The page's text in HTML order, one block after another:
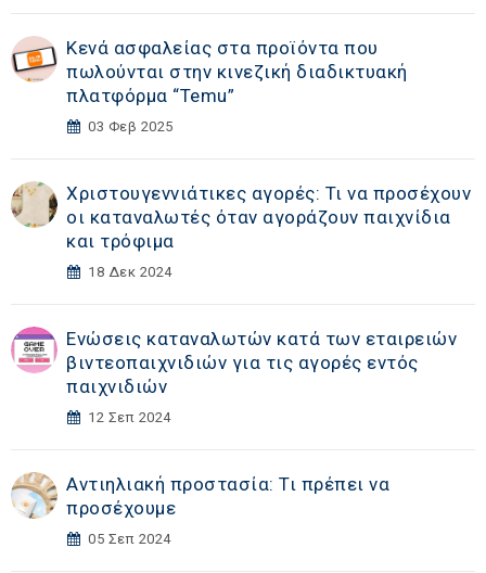
Κενά ασφαλείας στα προϊόντα που
πωλούνται στην κινεζική διαδικτυακή
πλατφόρμα “Temu”
03 Φεβ 2025
Χριστουγεννιάτικες αγορές: Τι να προσέχουν
οι καταναλωτές όταν αγοράζουν παιχνίδια
και τρόφιμα
18 Δεκ 2024
Ενώσεις καταναλωτών κατά των εταιρειών
βιντεοπαιχνιδιών για τις αγορές εντός
παιχνιδιών
12 Σεπ 2024
Αντιηλιακή προστασία: Τι πρέπει να
προσέχουμε
05 Σεπ 2024